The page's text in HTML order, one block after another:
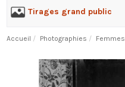
Tirages grand public
Accueil Photographies Femmes